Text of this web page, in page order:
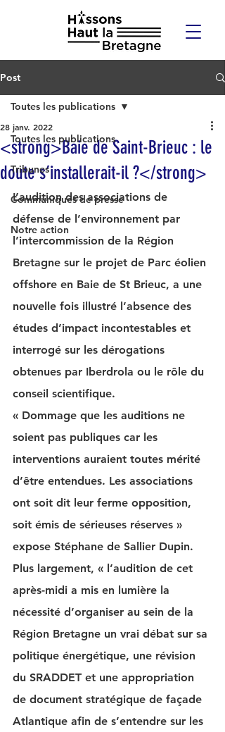
Post
Toutes les publications
Tribunes
Communiqués de presse
Notre action
Toutes les publications
<strong>Baie de Saint-Brieuc : le
doute s’installerait-il ?</strong>
28 janv. 2022
L’audition des associations de
défense de l’environnement par
l’intercommission de la Région
Bretagne sur le projet de Parc éolien
offshore en Baie de St Brieuc, a une
nouvelle fois illustré l’absence des
études d’impact incontestables et
interrogé sur les dérogations
obtenues par Iberdrola ou le rôle du
conseil scientifique.
« Dommage que les auditions ne
soient pas publiques car les
interventions auraient toutes mérité
d’être entendues. Les associations
ont soit dit leur ferme opposition,
soit émis de sérieuses réserves »
expose Stéphane de Sallier Dupin.
Plus largement, « l’audition de cet
après-midi a mis en lumière la
nécessité d’organiser au sein de la
Région Bretagne un vrai débat sur sa
politique énergétique, une révision
du SRADDET et une appropriation
de document stratégique de façade
Atlantique afin de s’entendre sur les